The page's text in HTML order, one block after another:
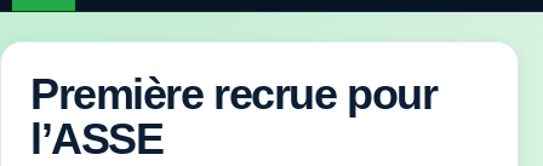
Première recrue pour
l’ASSE